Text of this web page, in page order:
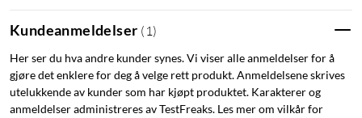
Kundeanmeldelser ( 1 )
Her ser du hva andre kunder synes. Vi viser alle anmeldelser for å
gjøre det enklere for deg å velge rett produkt. Anmeldelsene skrives
utelukkende av kunder som har kjøpt produktet. Karakterer og
anmeldelser administreres av TestFreaks. Les mer om vilkår for